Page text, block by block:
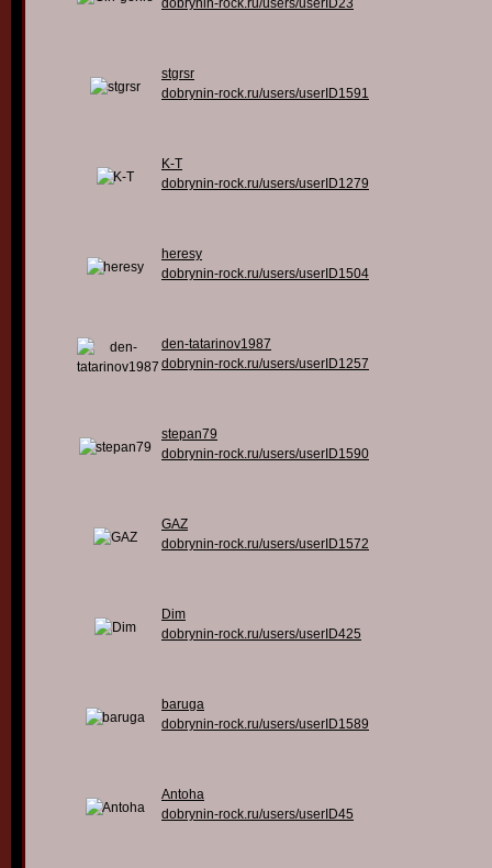
dobrynin-rock.ru/users/userID23
stgrsr
dobrynin-rock.ru/users/userID1591
K-T
dobrynin-rock.ru/users/userID1279
heresy
dobrynin-rock.ru/users/userID1504
den-tatarinov1987
dobrynin-rock.ru/users/userID1257
stepan79
dobrynin-rock.ru/users/userID1590
GAZ
dobrynin-rock.ru/users/userID1572
Dim
dobrynin-rock.ru/users/userID425
baruga
dobrynin-rock.ru/users/userID1589
Antoha
dobrynin-rock.ru/users/userID45